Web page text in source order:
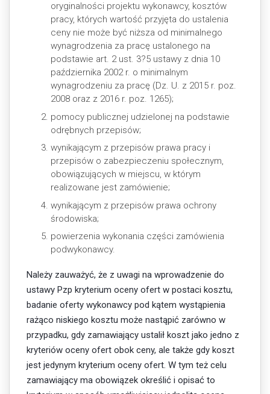
oryginalności projektu wykonawcy, kosztów
pracy, których wartość przyjęta do ustalenia
ceny nie może być niższa od minimalnego
wynagrodzenia za pracę ustalonego na
podstawie art. 2 ust. 3?5 ustawy z dnia 10
października 2002 r. o minimalnym
wynagrodzeniu za pracę (Dz. U. z 2015 r. poz.
2008 oraz z 2016 r. poz. 1265);
pomocy publicznej udzielonej na podstawie
odrębnych przepisów;
wynikającym z przepisów prawa pracy i
przepisów o zabezpieczeniu społecznym,
obowiązujących w miejscu, w którym
realizowane jest zamówienie;
wynikającym z przepisów prawa ochrony
środowiska;
powierzenia wykonania części zamówienia
podwykonawcy.
Należy zauważyć, że z uwagi na wprowadzenie do
ustawy Pzp kryterium oceny ofert w postaci kosztu,
badanie oferty wykonawcy pod kątem wystąpienia
rażąco niskiego kosztu może nastąpić zarówno w
przypadku, gdy zamawiający ustalił koszt jako jedno z
kryteriów oceny ofert obok ceny, ale także gdy koszt
jest jedynym kryterium oceny ofert. W tym też celu
zamawiający ma obowiązek określić i opisać to